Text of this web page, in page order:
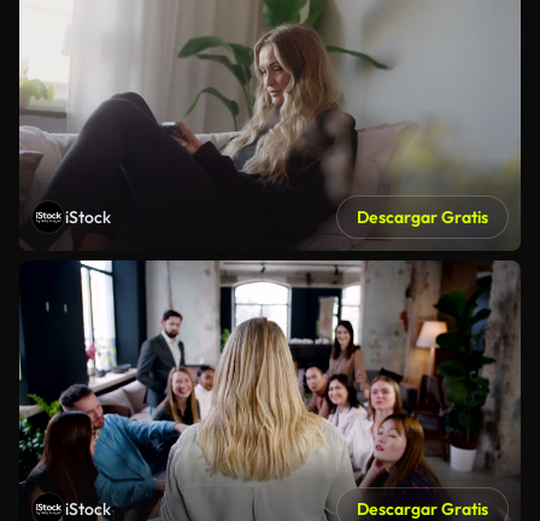
iStock Descargar Gratis
iStock Descargar Gratis